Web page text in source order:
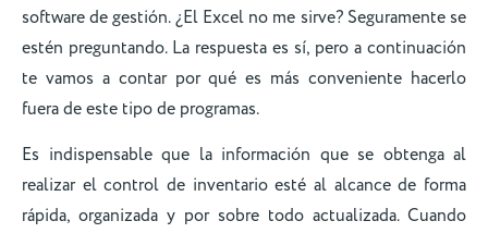
software de gestión. ¿El Excel no me sirve? Seguramente se
estén preguntando. La respuesta es sí, pero a continuación
te vamos a contar por qué es más conveniente hacerlo
fuera de este tipo de programas.
Es indispensable que la información que se obtenga al
realizar el control de inventario esté al alcance de forma
rápida, organizada y por sobre todo actualizada. Cuando